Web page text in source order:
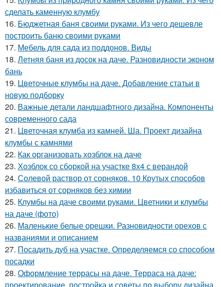
сделать каменную клумбу
16. Бюджетная баня своими руками. Из чего дешевле
построить баню своими руками
17. Мебель для сада из поддонов. Виды
18. Летняя баня из досок на даче. Разновидности эконом
бань
19. Цветочные клумбы на даче. Добавление статьи в
новую подборку
20. Важные детали ландшафтного дизайна. Компоненты
современного сада
21. Цветочная клумба из камней. Ша. Проект дизайна
клумбы с камнями
22. Как организовать хозблок на даче
23. Хозблок со сборкой на участке 8х4 с верандой
24. Солевой раствор от сорняков. 10 Крутых способов
избавиться от сорняков без химии
25. Клумбы на даче своими руками. Цветники и клумбы
на даче (фото)
26. Маленькие белые орешки. Разновидности орехов с
названиями и описанием
27. Посадить дуб на участке. Определяемся со способом
посадки
28. Оформление террасы на даче. Терраса на даче: